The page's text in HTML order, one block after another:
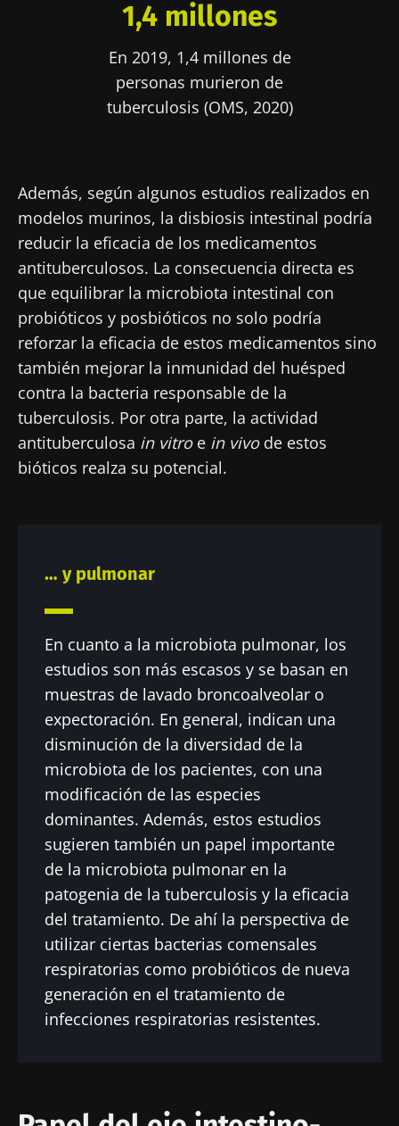
1,4 millones
En 2019, 1,4 millones de
personas murieron de
tuberculosis (OMS, 2020)
Además, según algunos estudios realizados en
modelos murinos, la disbiosis intestinal podría
reducir la eficacia de los medicamentos
antituberculosos. La consecuencia directa es
que equilibrar la microbiota intestinal con
probióticos y posbióticos no solo podría
reforzar la eficacia de estos medicamentos sino
también mejorar la inmunidad del huésped
contra la bacteria responsable de la
tuberculosis. Por otra parte, la actividad
antituberculosa in vitroe in vivode estos
bióticos realza su potencial.
… y pulmonar
En cuanto a la microbiota pulmonar, los
estudios son más escasos y se basan en
muestras de lavado broncoalveolar o
expectoración. En general, indican una
disminución de la diversidad de la
microbiota de los pacientes, con una
modificación de las especies
dominantes. Además, estos estudios
sugieren también un papel importante
de la microbiota pulmonar en la
patogenia de la tuberculosis y la eficacia
del tratamiento. De ahí la perspectiva de
utilizar ciertas bacterias comensales
respiratorias como probióticos de nueva
generación en el tratamiento de
infecciones respiratorias resistentes.
Únase a la comunidad de la microbiota para
¡No se vaya tan rápido!
Únase a la comunidad de la microbiota para
profesionales sanitarios y reciba el
"Microbiota Digest" y el "HCP Magazine" que
le permitirá mantenerse informado sobre la
microbiota.